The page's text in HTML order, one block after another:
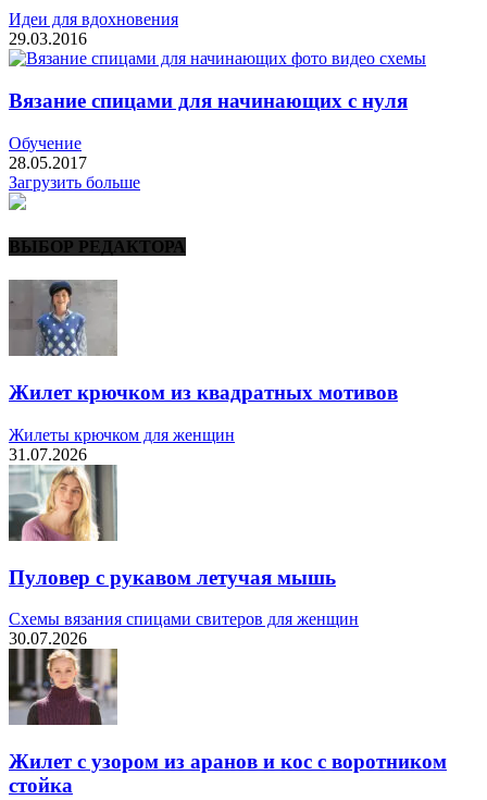
Идеи для вдохновения
29.03.2016
Вязание спицами для начинающих с нуля
Обучение
28.05.2017
Загрузить больше
ВЫБОР РЕДАКТОРА
Жилет крючком из квадратных мотивов
Жилеты крючком для женщин
31.07.2026
Пуловер с рукавом летучая мышь
Схемы вязания спицами свитеров для женщин
30.07.2026
Жилет с узором из аранов и кос с воротником
стойка